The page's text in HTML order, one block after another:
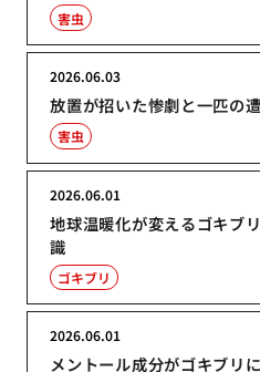
害虫
放置が招いた惨劇と一匹の
2026.06.03
害虫
地球温暖化が変えるゴキブ
識
2026.06.01
ゴキブリ
メントール成分がゴキブリ
2026.06.01